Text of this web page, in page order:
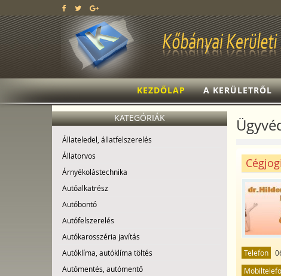
KEZDŐLAP A KERÜLETRŐL
KATEGÓRIÁK
Állateledel, állatfelszerelés
Állatorvos
Árnyékolástechnika
Autóalkatrész
Autóbontó
Autófelszerelés
Autókarosszéria javítás
Autóklíma, autóklíma töltés
Autómentés, autómentő
Telefon